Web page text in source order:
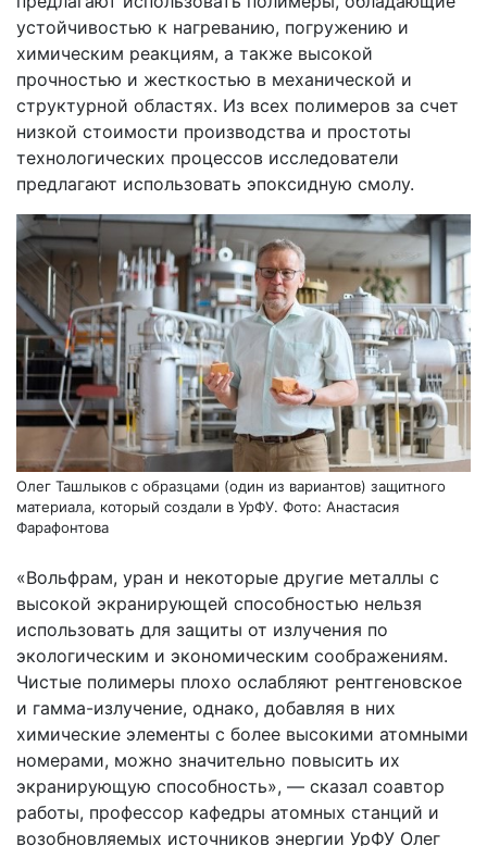
устойчивостью к нагреванию, погружению и
химическим реакциям, а также высокой
прочностью и жесткостью в механической и
структурной областях. Из всех полимеров за счет
низкой стоимости производства и простоты
технологических процессов исследователи
предлагают использовать эпоксидную смолу.
Олег Ташлыков с образцами (один из вариантов) защитного
материала, который создали в УрФУ. Фото: Анастасия
Фарафонтова
«Вольфрам, уран и некоторые другие металлы с
высокой экранирующей способностью нельзя
использовать для защиты от излучения по
экологическим и экономическим соображениям.
Чистые полимеры плохо ослабляют рентгеновское
и гамма-излучение, однако, добавляя в них
химические элементы с более высокими атомными
номерами, можно значительно повысить их
экранирующую способность», — сказал соавтор
работы, профессор кафедры атомных станций и
возобновляемых источников энергии УрФУ Олег